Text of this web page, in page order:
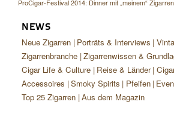
ProCigar-Festival 2014: Dinner mit „meinem“
NEWS
Neue Zigarren Porträts & Interviews
Zigarrenbranche Zigarrenwissen &
Cigar Life & Culture Reise & Länder
Accessoires Smoky Spirits Pfeifen
Top 25 Zigarren Aus dem Magazin